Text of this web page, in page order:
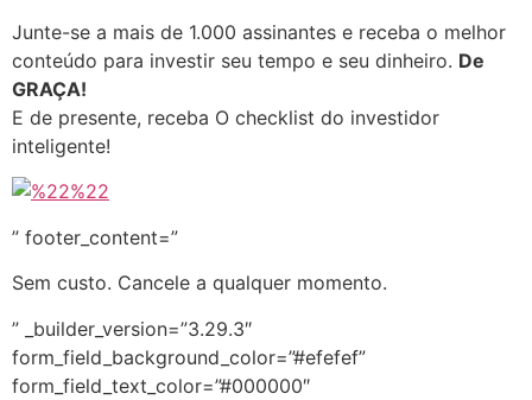
Junte-se a mais de 1.000 assinantes e receba o melhor
conteúdo para investir seu tempo e seu dinheiro. De
GRAÇA!
E de presente, receba O checklist do investidor
inteligente!
” footer_content=”
Sem custo. Cancele a qualquer momento.
” _builder_version=”3.29.3″
form_field_background_color=”#efefef”
form_field_text_color=”#000000″